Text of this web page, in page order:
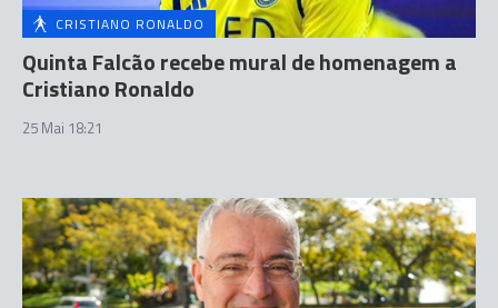
CRISTIANO RONALDO
Quinta Falcão recebe mural de homenagem a
Cristiano Ronaldo
25 Mai 18:21